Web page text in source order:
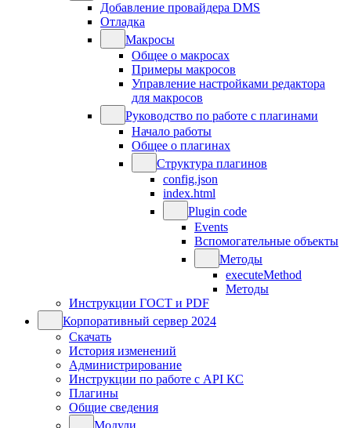
Добавление провайдера DMS
Отладка
Макросы
Общее о макросах
Примеры макросов
Управление настройками редактора
для макросов
Руководство по работе с плагинами
Начало работы
Общее о плагинах
Структура плагинов
config.json
index.html
Plugin code
Events
Вспомогательные объекты
Методы
executeMethod
Методы
Инструкции ГОСТ и PDF
Корпоративный сервер 2024
Скачать
История изменений
Администрирование
Инструкции по работе с API КС
Плагины
Общие сведения
Модули